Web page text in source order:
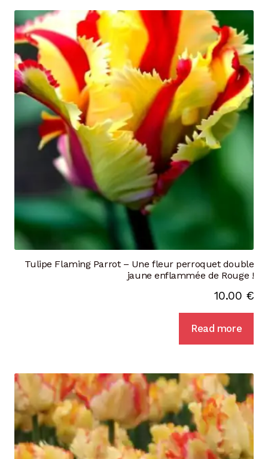
Tulipe Flaming Parrot – Une fleur perroquet double
jaune enflammée de Rouge !
10.00 €
Read more